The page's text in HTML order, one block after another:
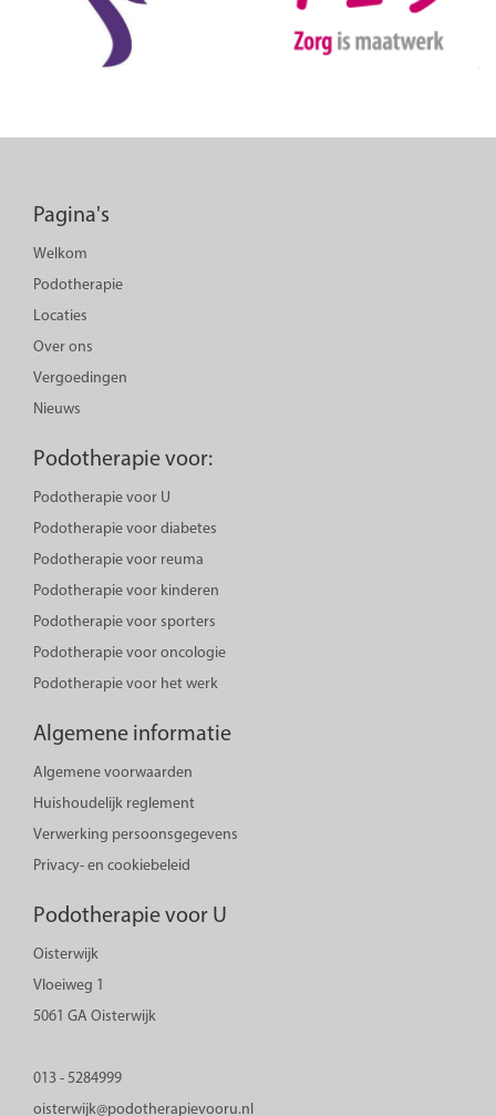
Pagina's
Welkom
Podotherapie
Locaties
Over ons
Vergoedingen
Nieuws
Podotherapie voor:
Podotherapie voor U
Podotherapie voor diabetes
Podotherapie voor reuma
Podotherapie voor kinderen
Podotherapie voor sporters
Podotherapie voor oncologie
Podotherapie voor het werk
Algemene informatie
Algemene voorwaarden
Huishoudelijk reglement
Verwerking persoonsgegevens
Privacy- en cookiebeleid
Podotherapie voor U
Oisterwijk
Vloeiweg 1
5061 GA Oisterwijk
013 - 5284999
oisterwijk@podotherapievooru.nl